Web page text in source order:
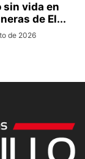
sin vida en
de El...
de 2026